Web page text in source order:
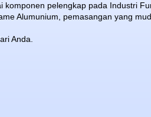
pelengkap pada Industri
Alumunium, pemasangan yang
Anda.